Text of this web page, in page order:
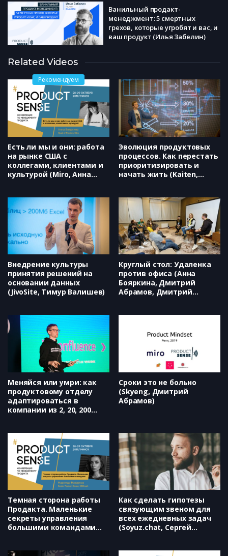
ценностного предложения
(Ксения Шмелькова)
Ванильный продакт-
менеджмент: 5 смертных
грехов, которые угробят и вас, и
ваш продукт (Илья Забелин)
проектирования для создания
востребованных продуктов
(Ольга Еремина)
Как бить в одну цель, или как
объединение продуктовых,
маркетинговых и клиентских
метрик помогает развивать
продукты (Светлана Ивахненко)
Related Videos
Рекомендуем
Есть ли мы и они: работа
на рынке США с
коллегами, клиентами и
культурой (Miro, Анна
Эволюция продуктовых
процессов. Как перестать
приоритизировать и
начать жить (Kaiten,
Внедрение культуры
принятия решений на
основании данных
(JivoSite, Тимур Валишев)
Круглый стол: Удаленка
против офиса (Анна
Бояркина, Дмитрий
Абрамов, Дмитрий
Меняйся или умри: как
продуктовому отделу
адаптироваться в
компании из 2, 20, 200
Сроки это не больно
(Skyeng, Дмитрий
Абрамов)
Темная сторона работы
Продакта. Маленькие
секреты управления
большими командами
Как сделать гипотезы
связующим звеном для
всех ежедневных задач
(Soyuz.chat, Сергей